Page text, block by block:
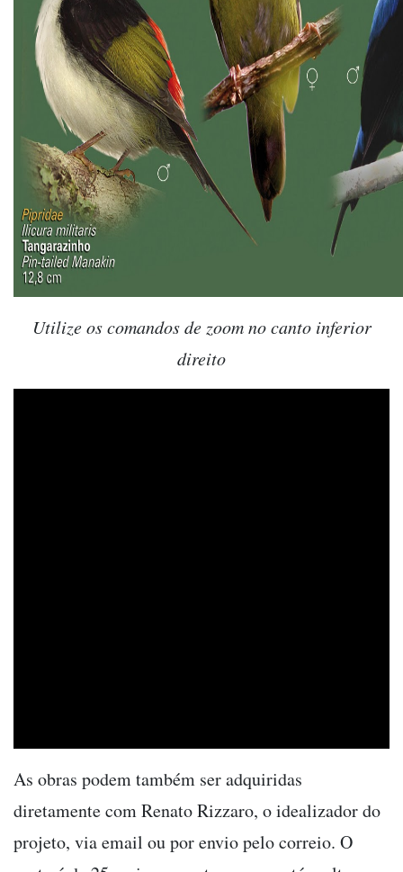
Utilize os comandos de zoom no canto inferior
direito
As obras podem também ser adquiridas
diretamente com Renato Rizzaro, o idealizador do
projeto, via email ou por envio pelo correio. O